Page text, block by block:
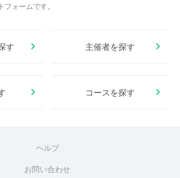
ォームです。
す 主催者を探す
コースを探す
ヘルプ
お問い合わせ